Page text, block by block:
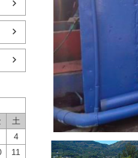
土
4
11